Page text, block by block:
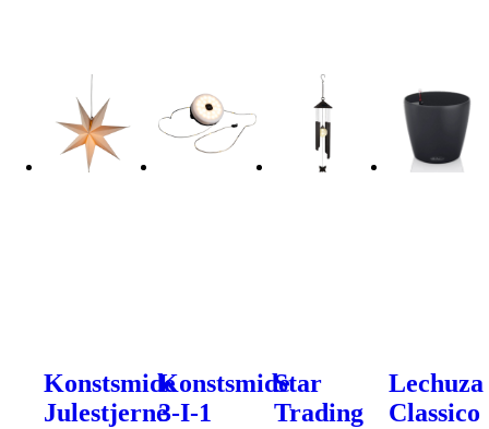
Konstsmide
Julestjerne
Konstsmide
3-I-1
Star
Trading
Lechuza
Classico